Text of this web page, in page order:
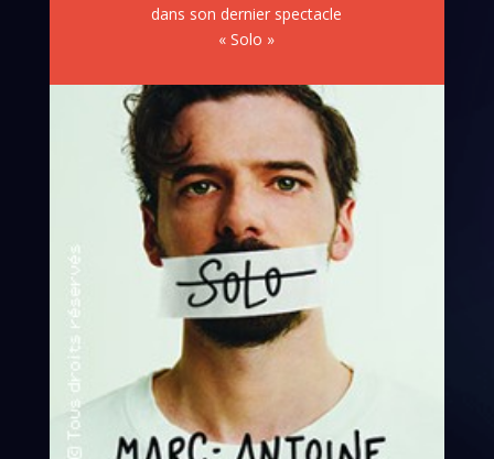
dans son dernier spectacle
« Solo »